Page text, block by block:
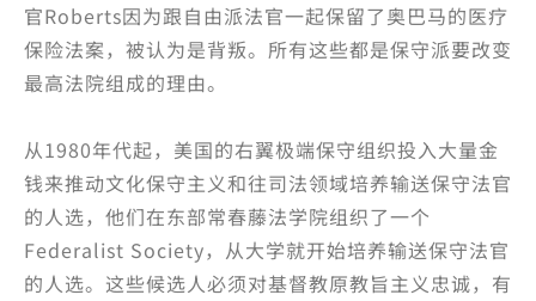
官Roberts因为跟自由派法官一起保留了奥巴马的医疗
保险法案，被认为是背叛。所有这些都是保守派要改变
最高法院组成的理由。
从1980年代起，美国的右翼极端保守组织投入大量金
钱来推动文化保守主义和往司法领域培养输送保守法官
的人选，他们在东部常春藤法学院组织了一个
Federalist Society，从大学就开始培养输送保守法官
的人选。这些候选人必须对基督教原教旨主义忠诚，有